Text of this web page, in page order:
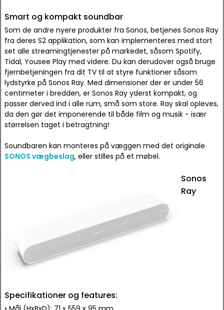
Smart og kompakt soundbar
Som de andre nyere produkter fra Sonos, betjenes Sonos Ray
fra deres S2 applikation, som kan implementeres med stort
set alle streamingtjenester på markedet, såsom Spotify,
Tidal, Yousee Play med videre. Du kan derudover også bruge
fjernbetjeningen fra dit TV til at styre funktioner såsom
lydstyrke på Sonos Ray. Med dimensioner der er under 56
centimeter i bredden, er Sonos Ray yderst kompakt, og
passer derved ind i alle rum, små som store. Ray skal opleves,
da den gør det imponerende til både film og musik - især
størrelsen taget i betragtning!
Soundbaren kan monteres på væggen med det originale
SONOS vægbeslag, eller stilles på et møbel.
Sonos
Ray
Specifikationer og features: